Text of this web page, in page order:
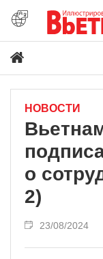
НОВОСТИ
о
2)
23/08/2024